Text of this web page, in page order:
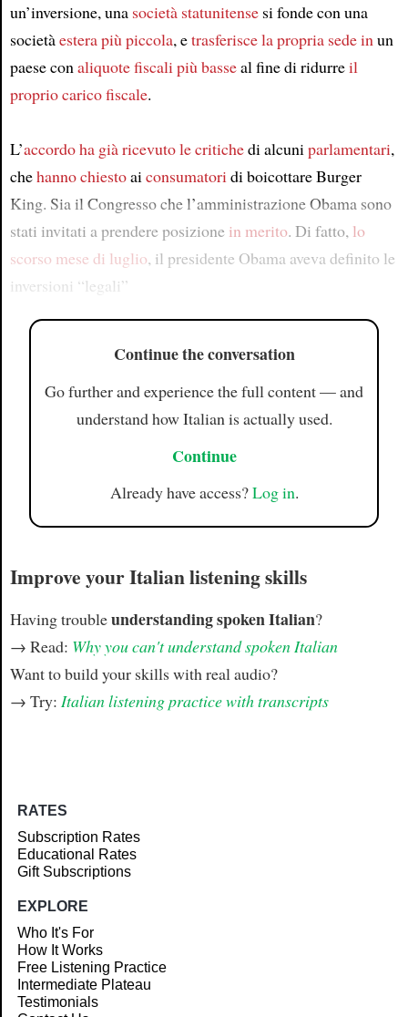
Article
un’inversione, una società statunitensesi fonde con una
societàesterapiù piccola, etrasferisce la propria sede inun
paese conaliquote fiscalipiù basseal fine di ridurreil
proprio carico fiscale.
L’accordoha già ricevuto le critichedi alcuniparlamentari,
chehanno chiestoaiconsumatoridi boicottare Burger
King. Sia il Congresso che l’amministrazione Obama sono
stati invitati a prendere posizione in merito. Di fatto, lo
scorso mese di luglio, il presidente Obama aveva definito le
inversioni “legali”
Continue the conversation
Go further and experience the full content — and
understand how Italian is actually used.
Continue
Already have access?Log in.
Improve your Italian listening skills
Having troubleunderstanding spoken Italian?
→ Read: Why you can't understand spoken Italian
Want to build your skills with real audio?
→ Try: Italian listening practice with transcripts
RATES
Subscription Rates
Educational Rates
Gift Subscriptions
EXPLORE
Who It's For
How It Works
Free Listening Practice
Intermediate Plateau
Testimonials